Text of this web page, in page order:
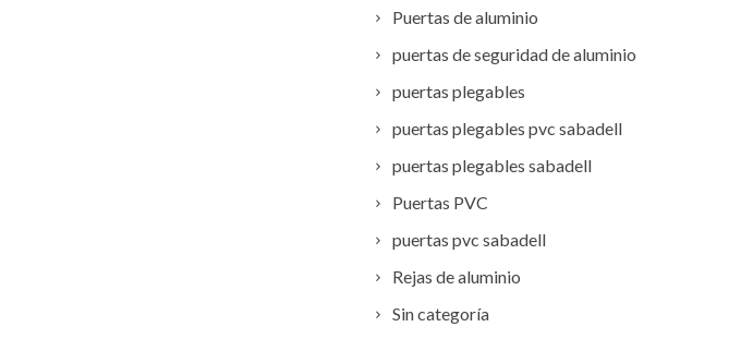
Puertas de aluminio
puertas de seguridad de aluminio
puertas plegables
puertas plegables pvc sabadell
puertas plegables sabadell
Puertas PVC
puertas pvc sabadell
Rejas de aluminio
Sin categoría